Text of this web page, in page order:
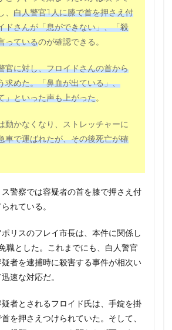
白人警官1人に膝で首を押さえ付
ドさんが「息ができない」、「殺
っているのが確認できる。
官に対し、フロイドさんの首から
求めた。「鼻血が出ている」、
」といった声も上がった。
動かなくなり、ストレッチャーに
車で運ばれたが、その後死亡が確
警察では容疑者の首を膝で押さえ付
れている。
リスのフレイ市長は、本件に関係し
職とした。これまでにも、白人警官
者を逮捕時に殺害する事件が相次い
速な対応だ。
者とされるフロイド氏は、手錠を掛
を押さえつけられていた。そして、